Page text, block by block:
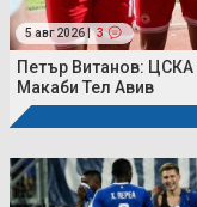
5 авг 2026 | 3
Петър Витанов:
Макаби Тел Авив